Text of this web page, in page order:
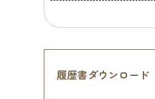
履歴書ダウンロード